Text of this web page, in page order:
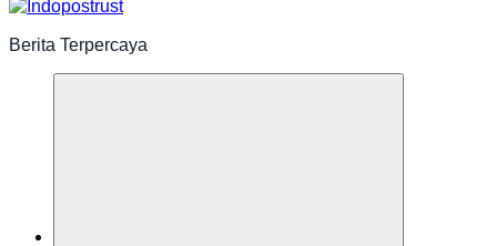
Berita Terpercaya